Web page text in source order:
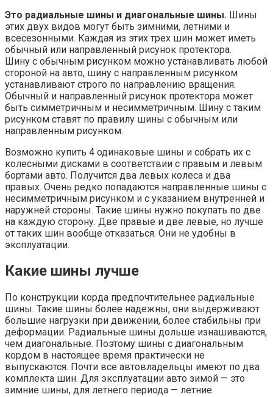
Это радиальные шины и диагональные шины. Шины
этих двух видов могут быть зимними, летними и
всесезонными. Каждая из этих трех шин может иметь
обычный или направленный рисунок протектора.
Шину с обычным рисунком можно устанавливать любой
стороной на авто, шину с направленным рисунком
устанавливают строго по направлению вращения.
Обычный и направленный рисунок протектора может
быть симметричным и несимметричным. Шину с таким
рисунком ставят по правилу шины с обычным или
направленным рисунком.
Возможно купить 4 одинаковые шины и собрать их с
колесными дисками в соответствии с правым и левым
бортами авто. Получится два левых колеса и два
правых. Очень редко попадаются направленные шины с
несимметричным рисунком и с указанием внутренней и
наружней стороны. Такие шины нужно покупать по две
на каждую сторону. Две правые и две левые, но лучше
от таких шин вообще отказаться. Они не удобны в
эксплуатации.
Какие шины лучше
По конструкции корда предпочтительнее радиальные
шины. Такие шины более надежны, они выдерживают
большие нагрузки при движении, более стабильны при
деформации. Радиальные шины дольше изнашиваются,
чем диагональные. Поэтому шины с диагональным
кордом в настоящее время практически не
выпускаются. Почти все автовладельцы имеют по два
комплекта шин. Для эксплуатации авто зимой — это
зимние шины, для летнего периода — летние.